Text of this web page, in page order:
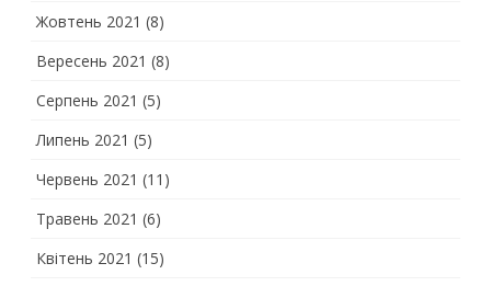
Жовтень 2021 (8)
Вересень 2021 (8)
Серпень 2021 (5)
Липень 2021 (5)
Червень 2021 (11)
Травень 2021 (6)
Квітень 2021 (15)